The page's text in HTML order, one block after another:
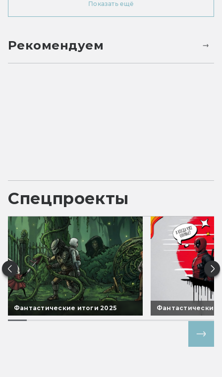
Показать ещё
Рекомендуем
Спецпроекты
Фантастические итоги 2025 Фантастические